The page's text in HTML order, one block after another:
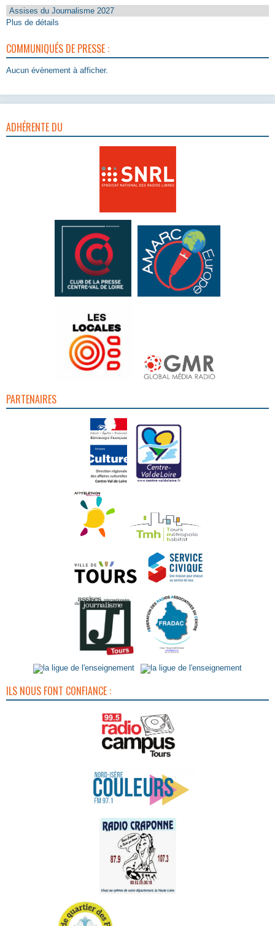
Assises du Journalisme 2027
Plus de détails
COMMUNIQUÉS DE PRESSE :
Aucun évènement à afficher.
ADHÉRENTE DU
PARTENAIRES
ILS NOUS FONT CONFIANCE :